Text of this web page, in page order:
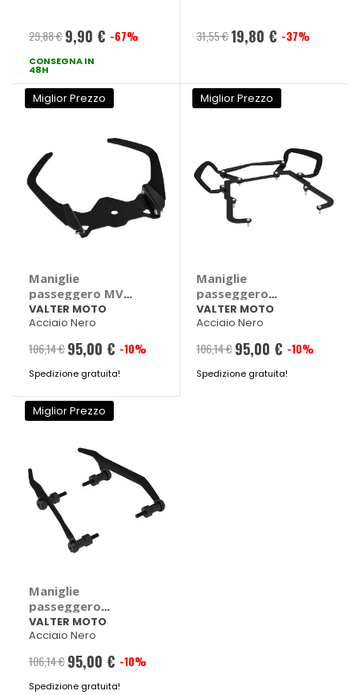
VALTER MOTO
Yamaha MT-07 MY
2014 > 2017
29,88 € Prezzo
speciale
9,90 € -67%
CONSEGNA IN
48H
VALTER MOTO
Kawasaki Z 800
31,55 € Prezzo
19,80 € -37%
Miglior Prezzo
Maniglie
passeggero MV
Agusta Turismo
Veloce 2014>2022 -
VALTER MOTO MV
Agusta Turismo
Veloce 2014 > 2022
VALTER MOTO
Acciaio Nero
106,14 € Prezzo
speciale
95,00 € -10%
Spedizione gratuita!
Miglior Prezzo
Maniglie
passeggero
Yamaha MT-09
2013>2016 -
VALTER MOTO
Yamaha MT-09
2013 > 2016
VALTER MOTO
Acciaio Nero
106,14 € Prezzo
speciale
95,00 € -10%
Spedizione gratuita!
Miglior Prezzo
Maniglie
passeggero
Yamaha MT10
2016>2021 -
VALTER MOTO
Yamaha MT10 2016
> 2021
VALTER MOTO
Acciaio Nero
106,14 € Prezzo
speciale
95,00 € -10%
Spedizione gratuita!